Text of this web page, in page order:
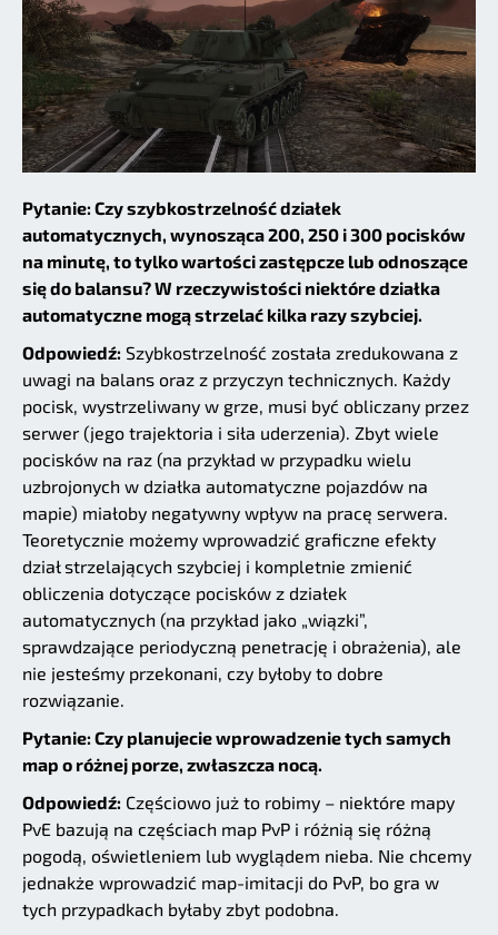
Pytanie: Czy szybkostrzelność działek
automatycznych, wynosząca 200, 250 i 300 pocisków
na minutę, to tylko wartości zastępcze lub odnoszące
się do balansu? W rzeczywistości niektóre działka
automatyczne mogą strzelać kilka razy szybciej.
Odpowiedź: Szybkostrzelność została zredukowana z
uwagi na balans oraz z przyczyn technicznych. Każdy
pocisk, wystrzeliwany w grze, musi być obliczany przez
serwer (jego trajektoria i siła uderzenia). Zbyt wiele
pocisków na raz (na przykład w przypadku wielu
uzbrojonych w działka automatyczne pojazdów na
mapie) miałoby negatywny wpływ na pracę serwera.
Teoretycznie możemy wprowadzić graficzne efekty
dział strzelających szybciej i kompletnie zmienić
obliczenia dotyczące pocisków z działek
automatycznych (na przykład jako „wiązki”,
sprawdzające periodyczną penetrację i obrażenia), ale
nie jesteśmy przekonani, czy byłoby to dobre
rozwiązanie.
Pytanie: Czy planujecie wprowadzenie tych samych
map o różnej porze, zwłaszcza nocą.
Odpowiedź: Częściowo już to robimy – niektóre mapy
PvE bazują na częściach map PvP i różnią się różną
pogodą, oświetleniem lub wyglądem nieba. Nie chcemy
jednakże wprowadzić map-imitacji do PvP, bo gra w
tych przypadkach byłaby zbyt podobna.